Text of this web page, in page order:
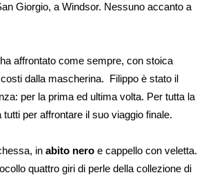
Giorgio, a Windsor. Nessuno accanto a
affrontato come sempre, con stoica
dalla mascherina. Filippo è stato il
per la prima ed ultima volta. Per tutta la
per affrontare il suo viaggio finale.
in abito nero e cappello con veletta.
quattro giri di perle della collezione di